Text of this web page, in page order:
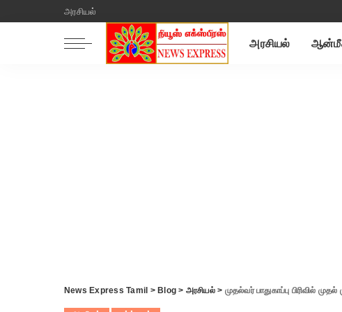
அரசியல்
அரசியல்
News Express Tamil > Blog > அரசியல்> முதல்வர் பாதுகாப்பு பிரிவில்